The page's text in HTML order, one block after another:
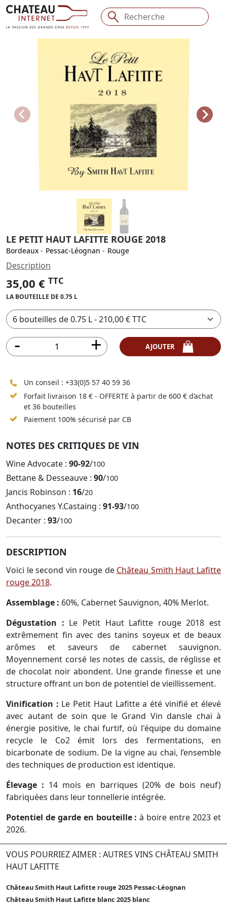
LE PETIT HAUT LAFITTE ROUGE 2018
Bordeaux - Pessac-Léognan - Rouge
Description
35,00 € TTC
LA BOUTEILLE DE 0.75 L
Un conseil : +33(0)5 57 40 59 36
Forfait livraison 18 € - OFFERTE à partir de 600 € d’achat
et 36 bouteilles
Paiement 100% sécurisé par CB
NOTES DES CRITIQUES DE VIN
Wine Advocate : 90-92/100
Bettane & Desseauve : 90/100
Jancis Robinson : 16/20
Anthocyanes Y.Castaing : 91-93/100
Decanter : 93/100
DESCRIPTION
Voici le second vin rouge de Château Smith Haut Lafitte
rouge 2018.
Assemblage : 60%, Cabernet Sauvignon, 40% Merlot.
Dégustation : Le Petit Haut Lafitte rouge 2018 est
extrêmement fin avec des tanins soyeux et de beaux
arômes et saveurs de cabernet sauvignon.
Moyennement corsé les notes de cassis, de réglisse et
de chocolat noir abondent. Une grande finesse et une
structure offrant un bon de potentiel de vieillissement.
Vinification : Le Petit Haut Lafitte a été vinifié et élevé
avec autant de soin que le Grand Vin dansle chai à
énergie positive, le chai furtif, où l'équipe du domaine
recycle le Co2 émit lors des fermentations, en
bicarbonate de sodium. De la vigne au chai, l’ensemble
des techniques de production est identique.
Élevage : 14 mois en barriques (20% de bois neuf)
fabriquées dans leur tonnellerie intégrée.
Potentiel de garde en bouteille : à boire entre 2023 et
2026.
VOUS POURRIEZ AIMER : AUTRES VINS CHÂTEAU SMITH
HAUT LAFITTE
Château Smith Haut Lafitte rouge 2025 Pessac-Léognan
Château Smith Haut Lafitte blanc 2025 blanc